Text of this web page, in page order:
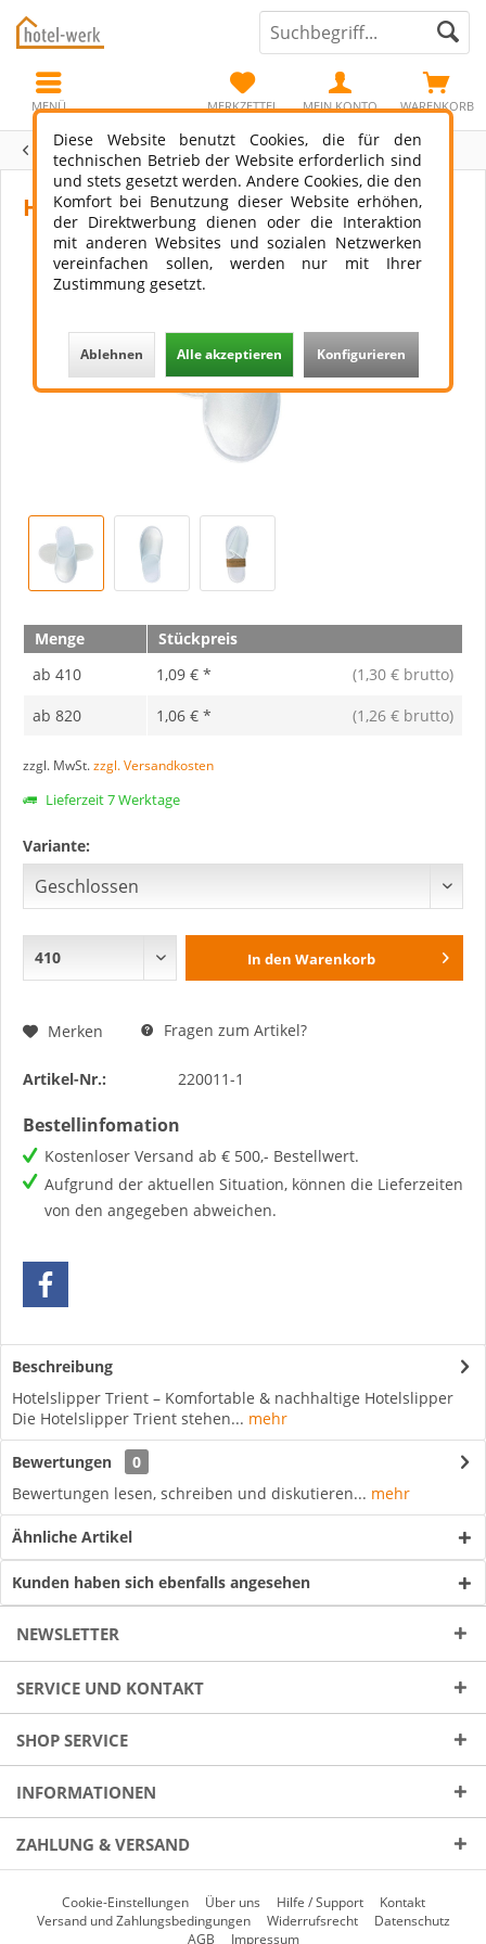
WARENKORB
MERKZETTEL MEIN KONTO
MENÜ
Übersicht Hotelslipper
Hotelslipper Trient
Menge
Stückpreis
ab 410 1,09 € *
(1,30 € brutto)
ab 820 1,06 € * (1,26 € brutto)
zzgl. MwSt.zzgl. Versandkosten
Lieferzeit 7 Werktage
Variante:
In den Warenkorb
Merken Fragen zum Artikel?
Artikel-Nr.: 220011-1
Bestellinfomation
Kostenloser Versand ab € 500,- Bestellwert.
Aufgrund der aktuellen Situation, können die Lieferzeiten
von den angegeben abweichen.
Beschreibung
Hotelslipper Trient – Komfortable & nachhaltige Hotelslipper
Die Hotelslipper Trient stehen... mehr
Bewertungen
0
Bewertungen lesen, schreiben und diskutieren... mehr
Ähnliche Artikel
Kunden haben sich ebenfalls angesehen
NEWSLETTER
SERVICE UND KONTAKT
SHOP SERVICE
INFORMATIONEN
ZAHLUNG & VERSAND
Cookie-Einstellungen Über uns Hilfe / Support
Kontakt
Versand und Zahlungsbedingungen
Widerrufsrecht
Datenschutz
AGB
Impressum
Diese Website benutzt Cookies, die für den
technischen Betrieb der Website erforderlich sind
und stets gesetzt werden. Andere Cookies, die den
Komfort bei Benutzung dieser Website erhöhen,
der Direktwerbung dienen oder die Interaktion
mit anderen Websites und sozialen Netzwerken
vereinfachen sollen, werden nur mit Ihrer
Zustimmung gesetzt.
Ablehnen Alle akzeptieren Konfigurieren